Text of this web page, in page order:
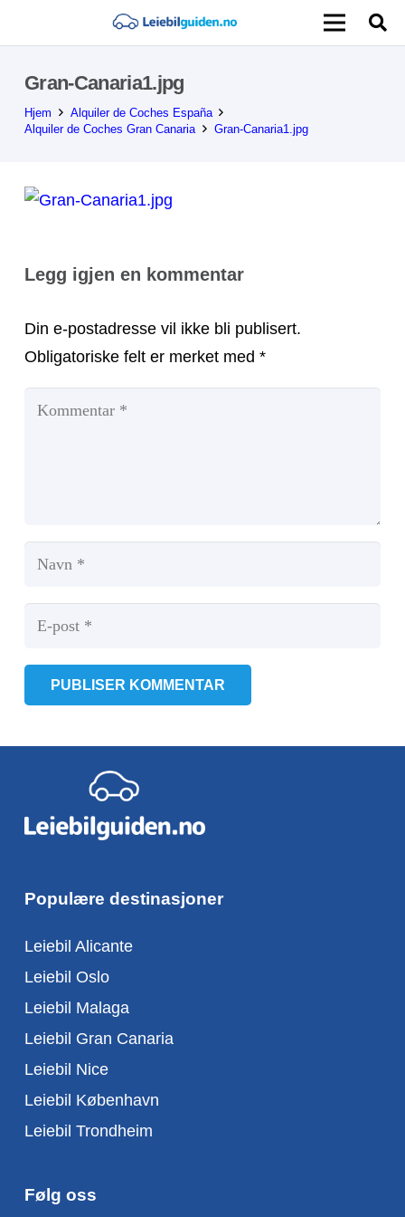
Gran-Canaria1.jpg
Hjem
Alquiler de Coches España
Alquiler de Coches Gran Canaria
Gran-Canaria1.jpg
Legg igjen en kommentar
Din e-postadresse vil ikke bli publisert.
Obligatoriske felt er merket med *
PUBLISER KOMMENTAR
Populære destinasjoner
Leiebil Alicante
Leiebil Oslo
Leiebil Malaga
Leiebil Gran Canaria
Leiebil Nice
Leiebil København
Leiebil Trondheim
Følg oss